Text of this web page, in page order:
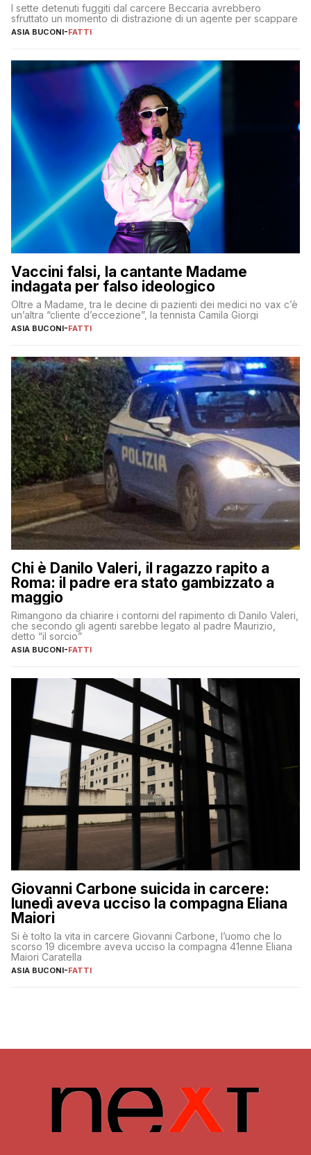
I sette detenuti fuggiti dal carcere Beccaria avrebbero
sfruttato un momento di distrazione di un agente per scappare
ASIA BUCONI-FATTI
Vaccini falsi, la cantante Madame
indagata per falso ideologico
Oltre a Madame, tra le decine di pazienti dei medici no vax c’è
un’altra “cliente d’eccezione”, la tennista Camila Giorgi
ASIA BUCONI-FATTI
Chi è Danilo Valeri, il ragazzo rapito a
Roma: il padre era stato gambizzato a
maggio
Rimangono da chiarire i contorni del rapimento di Danilo Valeri,
che secondo gli agenti sarebbe legato al padre Maurizio,
detto “il sorcio”
ASIA BUCONI-FATTI
Giovanni Carbone suicida in carcere:
lunedì aveva ucciso la compagna Eliana
Maiori
Si è tolto la vita in carcere Giovanni Carbone, l’uomo che lo
scorso 19 dicembre aveva ucciso la compagna 41enne Eliana
Maiori Caratella
ASIA BUCONI-FATTI